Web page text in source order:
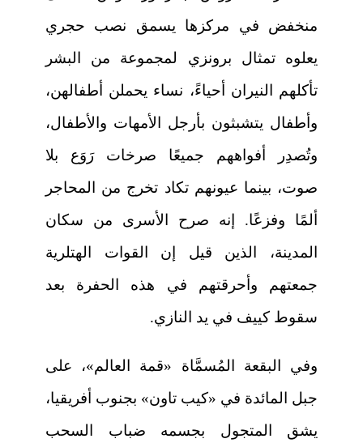
منخفض في مركزها يسمق نصب حجري
يعلوه تمثال برونزي لمجموعة من البشر
تأكلهم النيران أحياءً، نساء يحملن أطفالهن،
وأطفال يتشبثون بأرجل الأمهات والأطفال،
وتُصدِر أفواههم جميعًا صرخات رَوَع بلا
صوت، بينما عيونهم تكاد تخرج من المحاجر
ألمًا وفزعًا. إنه صرح الأسرى من سكان
المدينة، الذين قيل إن القوات الهتلرية
جمعتهم وأحرقتهم في هذه الحفرة بعد
سقوط كييف في يد النازي.
وفي البقعة المُسمَّاة «قمة العالم»، على
جبل المائدة في «كيب تاون» بجنوب أفريقيا،
يشق المتجول بجسمه ضباب السحب